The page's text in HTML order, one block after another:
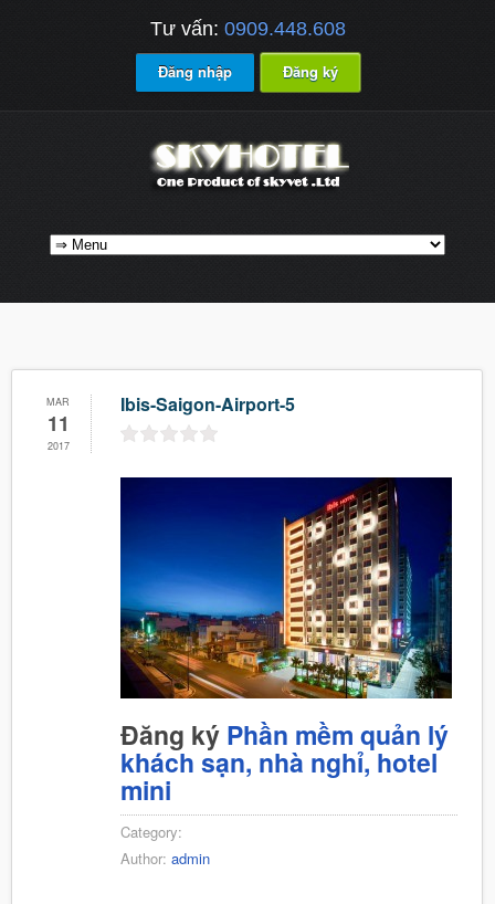
Tư vấn: 0909.448.608
Đăng nhập Đăng ký
MAR
11
2017
Ibis-Saigon-Airport-5
Đăng ký Phần mềm quản lý
khách sạn, nhà nghỉ, hotel
mini
Category:
Author: admin